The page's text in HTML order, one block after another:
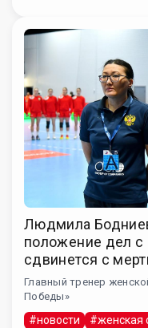
Людмила
положение дел с
сдвинется с
Главный тренер
Победы»
#новости #женская